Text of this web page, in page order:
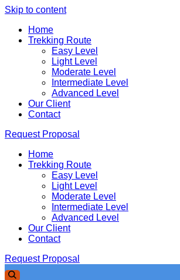
Skip to content
Home
Trekking Route
Easy Level
Light Level
Moderate Level
Intermediate Level
Advanced Level
Our Client
Contact
Request Proposal
Home
Trekking Route
Easy Level
Light Level
Moderate Level
Intermediate Level
Advanced Level
Our Client
Contact
Request Proposal